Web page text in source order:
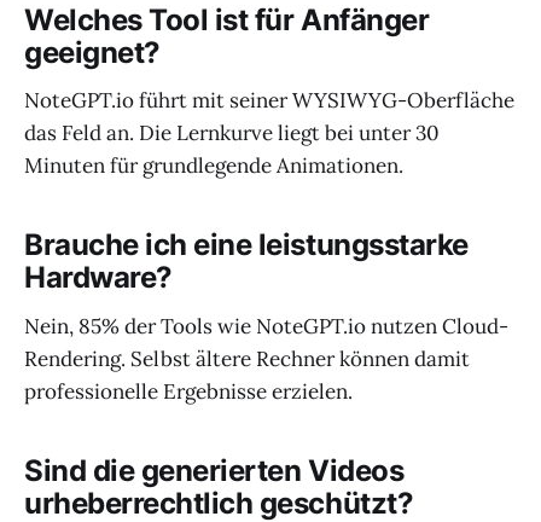
Welches Tool ist für Anfänger
geeignet?
NoteGPT.io führt mit seiner WYSIWYG-Oberfläche
das Feld an. Die Lernkurve liegt bei unter 30
Minuten für grundlegende Animationen.
Brauche ich eine leistungsstarke
Hardware?
Nein, 85% der Tools wie NoteGPT.io nutzen Cloud-
Rendering. Selbst ältere Rechner können damit
professionelle Ergebnisse erzielen.
Sind die generierten Videos
urheberrechtlich geschützt?